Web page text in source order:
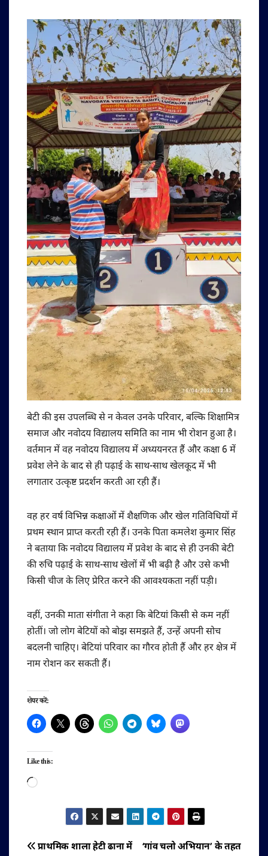
बेटी की इस उपलब्धि से न केवल उनके परिवार, बल्कि शिक्षामित्र
समाज और नवोदय विद्यालय समिति का नाम भी रोशन हुआ है।
वर्तमान में वह नवोदय विद्यालय में अध्ययनरत हैं और कक्षा 6 में
प्रवेश लेने के बाद से ही पढ़ाई के साथ-साथ खेलकूद में भी
लगातार उत्कृष्ट प्रदर्शन करती आ रही हैं।
वह हर वर्ष विभिन्न कक्षाओं में शैक्षणिक और खेल गतिविधियों में
प्रथम स्थान प्राप्त करती रही हैं। उनके पिता कमलेश कुमार सिंह
ने बताया कि नवोदय विद्यालय में प्रवेश के बाद से ही उनकी बेटी
की रुचि पढ़ाई के साथ-साथ खेलों में भी बढ़ी है और उसे कभी
किसी चीज के लिए प्रेरित करने की आवश्यकता नहीं पड़ी।
वहीं, उनकी माता संगीता ने कहा कि बेटियां किसी से कम नहीं
होतीं। जो लोग बेटियों को बोझ समझते हैं, उन्हें अपनी सोच
बदलनी चाहिए। बेटियां परिवार का गौरव होती हैं और हर क्षेत्र में
नाम रोशन कर सकती हैं।
शेयर करें:
Like this:
Loading…
‘गांव चलो अभियान’ के तहत
प्राथमिक शाला हेटी ढाना में